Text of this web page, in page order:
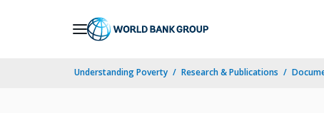
Understanding Poverty Research & Publications